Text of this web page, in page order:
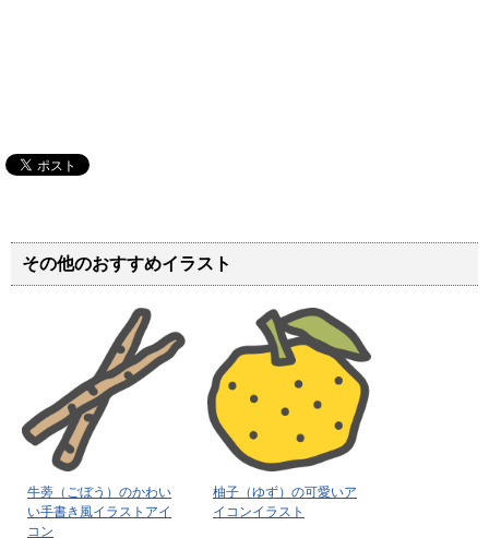
その他のおすすめイラスト
牛蒡（ごぼう）のかわい
い手書き風イラストアイ
コン
柚子（ゆず）の可愛いア
イコンイラスト